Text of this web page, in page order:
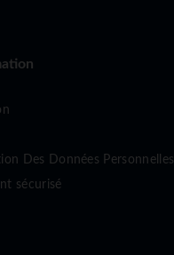
Des Données Personnelles
sécurisé